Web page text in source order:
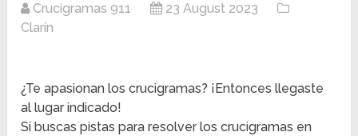
Crucigramas 911
23 August 2023
Clarín
¿Te apasionan los crucigramas? ¡Entonces llegaste
al lugar indicado!
Si buscas pistas para resolver los crucigramas en